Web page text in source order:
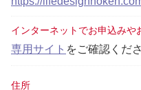
インターネットでお申込みや
専用サイト をご確認くだ
住所